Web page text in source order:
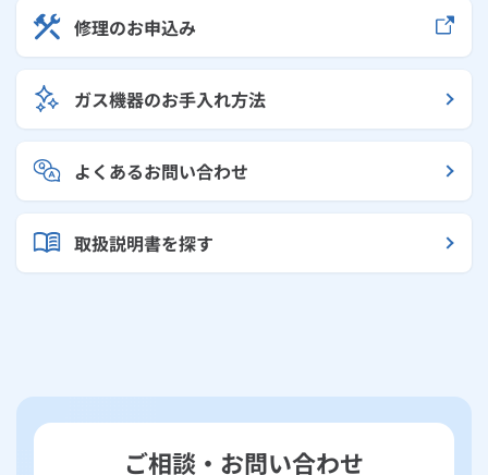
修理のお申込み
ガス機器のお手入れ方法
よくあるお問い合わせ
取扱説明書を探す
ご相談・お問い合わせ